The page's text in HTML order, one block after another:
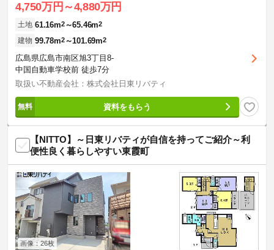
4,750万円～4,880万円
土地 61.16m2～65.46m2
建物 99.78m2～101.69m2
広島県広島市南区旭3丁目8-
中国自動車学校前 徒歩7分
取扱い不動産会社：株式会社日東リバティ
資料をもらう
【NITTO】～日東リバティが自信を持ってご紹介～利
便性良く暮らしやすい東霞町
画像：26枚